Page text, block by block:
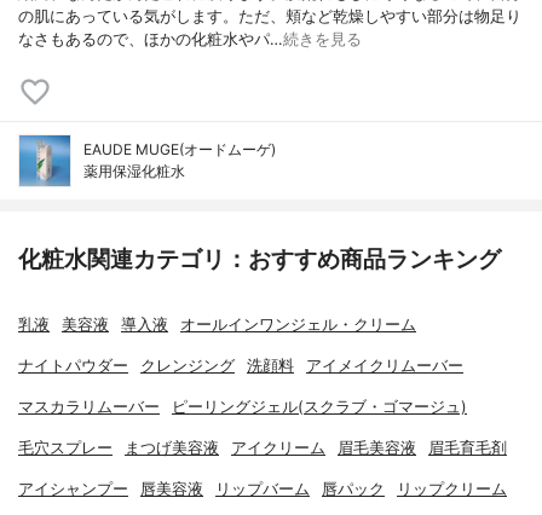
の肌にあっている気がします。ただ、頬など乾燥しやすい部分は物足り
なさもあるので、ほかの化粧水やパ…続きを見る
EAUDE MUGE(オードムーゲ)
薬用保湿化粧水
化粧水関連カテゴリ：おすすめ商品ランキング
乳液 美容液 導入液 オールインワンジェル・クリーム
ナイトパウダー クレンジング 洗顔料 アイメイクリムーバー
マスカラリムーバー ピーリングジェル(スクラブ・ゴマージュ)
毛穴スプレー まつげ美容液 アイクリーム 眉毛美容液 眉毛育毛剤
アイシャンプー 唇美容液 リップバーム 唇パック リップクリーム